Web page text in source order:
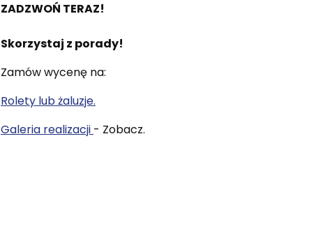
ZADZWOŃ TERAZ!
Skorzystaj z porady!
Zamów wycenę na:
Rolety lub żaluzje.
Galeria realizacji - Zobacz.